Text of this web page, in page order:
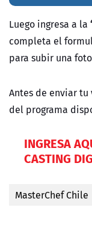
Luego ingresa a la
completa el
para subir una
Antes de enviar
del programa
INGRESA
CASTING
MasterChef Chile